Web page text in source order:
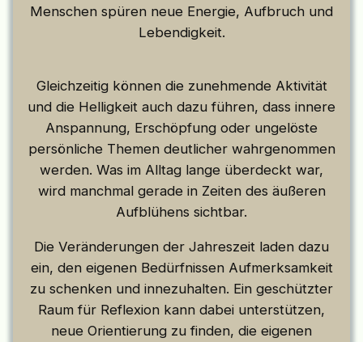
Menschen spüren neue Energie, Aufbruch und
Lebendigkeit.
Gleichzeitig können die zunehmende Aktivität
und die Helligkeit auch dazu führen, dass innere
Anspannung, Erschöpfung oder ungelöste
persönliche Themen deutlicher wahrgenommen
werden. Was im Alltag lange überdeckt war,
wird manchmal gerade in Zeiten des äußeren
Aufblühens sichtbar.
Die Veränderungen der Jahreszeit laden dazu
ein, den eigenen Bedürfnissen Aufmerksamkeit
zu schenken und innezuhalten. Ein geschützter
Raum für Reflexion kann dabei unterstützen,
neue Orientierung zu finden, die eigenen